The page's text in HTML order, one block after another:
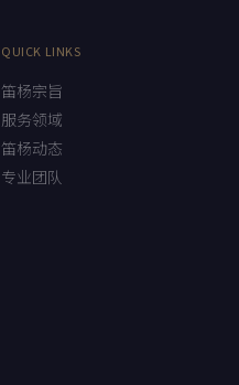
QUICK LINKS
笛杨宗旨
服务领域
笛杨动态
专业团队